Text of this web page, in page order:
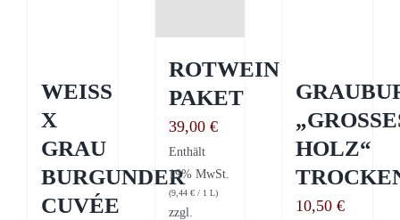
WEISS
X
GRAU
BURGUNDER
CUVÉE
ROTWEIN
PAKET
39,00 €
Enthält
19% MwSt.
(9,44 €/ 1 L)
zzgl.
„GROSSES
OLZ“ T
10,50€